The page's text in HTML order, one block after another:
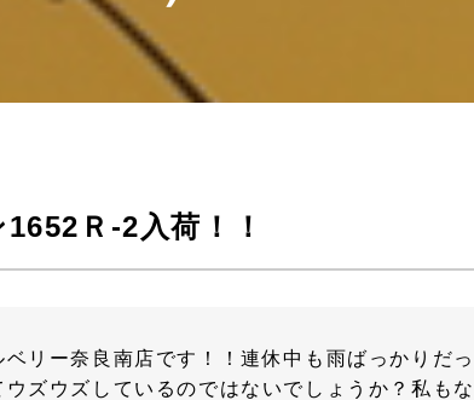
Ｒ-2入荷！！
リー奈良南店です！！連休中も雨ばっかりだ
ズウズしているのではないでしょうか？私も